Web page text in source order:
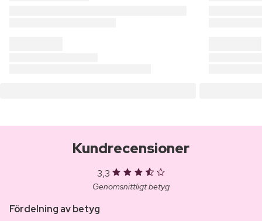
Kundrecensioner
3,3
Genomsnittligt betyg
Fördelning av betyg